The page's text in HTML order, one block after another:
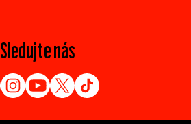
Sledujte nás